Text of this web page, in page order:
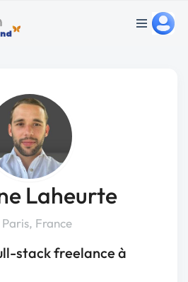
Laheurte
Paris, France
stack freelance à